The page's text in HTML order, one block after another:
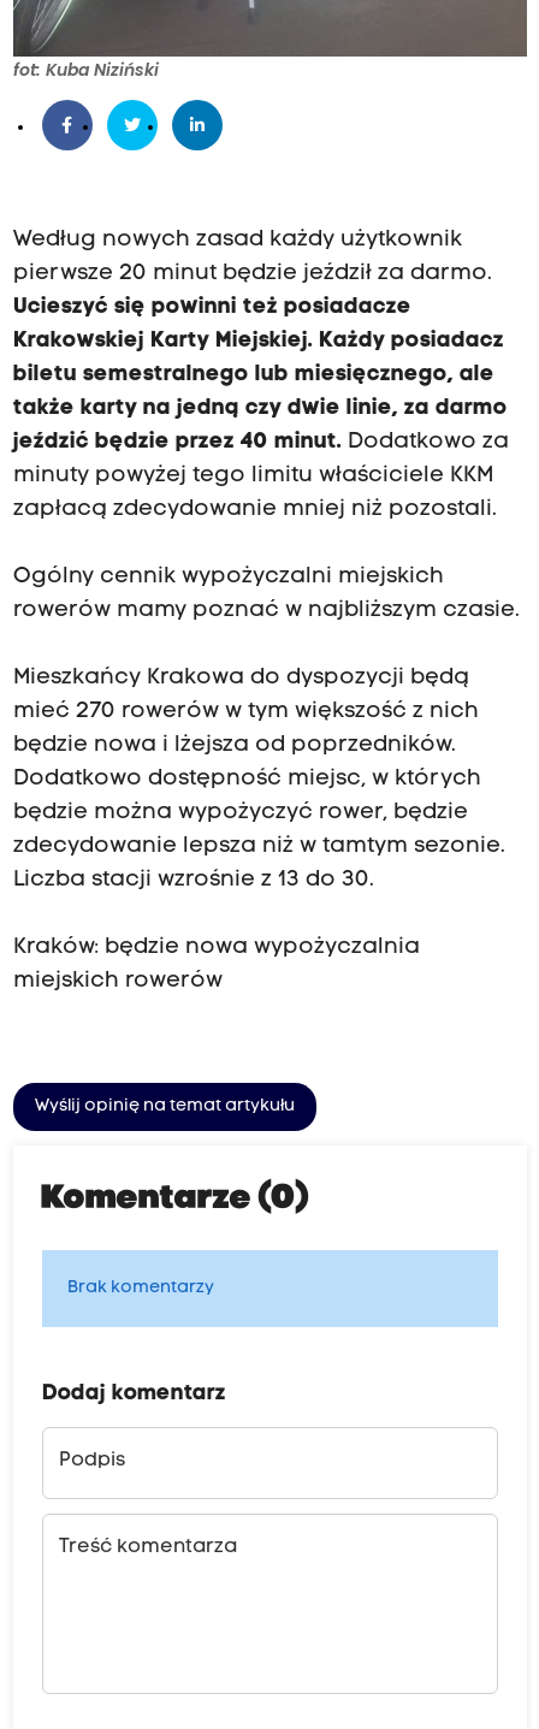
fot: Kuba Niziński
Według nowych zasad każdy użytkownik
pierwsze 20 minut będzie jeździł za darmo.
Ucieszyć się powinni też posiadacze
Krakowskiej Karty Miejskiej. Każdy posiadacz
biletu semestralnego lub miesięcznego, ale
także karty na jedną czy dwie linie, za darmo
jeździć będzie przez 40 minut.Dodatkowo za
minuty powyżej tego limitu właściciele KKM
zapłacą zdecydowanie mniej niż pozostali.
Ogólny cennik wypożyczalni miejskich
rowerów mamy poznać w najbliższym czasie.
Mieszkańcy Krakowa do dyspozycji będą
mieć 270 rowerów w tym większość z nich
będzie nowa i lżejsza od poprzedników.
Dodatkowo dostępność miejsc, w których
będzie można wypożyczyć rower, będzie
zdecydowanie lepsza niż w tamtym sezonie.
Liczba stacji wzrośnie z 13 do 30.
Kraków: będzie nowa wypożyczalnia
miejskich rowerów
Wyślij opinię na temat artykułu
Komentarze (0)
Brak komentarzy
Dodaj komentarz
Podpis
Treść komentarza